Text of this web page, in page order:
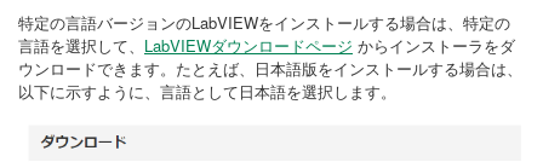
特定の言語バージョンのLabVIEWをインストールする場合は、特定の
言語を選択して、 LabVIEWダウンロードページ からインストーラをダ
ウンロードできます。たとえば、日本語版をインストールする場合は、
以下に示すように、言語として日本語を選択します。